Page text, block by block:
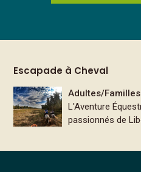
Escapade à Cheval
Adultes/
L'Aventure
passionnés de